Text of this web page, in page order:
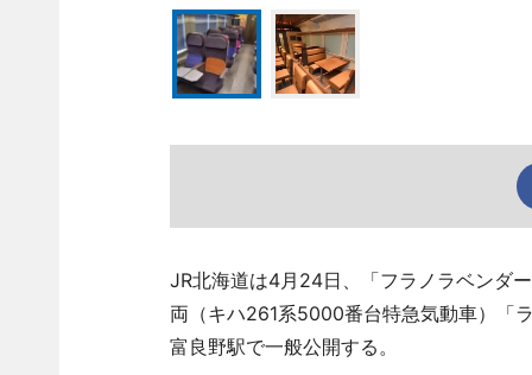
JR北海道は4月24日、「フラノラベンダ
両（キハ261系5000番台特急気動車）「
富良野駅で一般公開する。